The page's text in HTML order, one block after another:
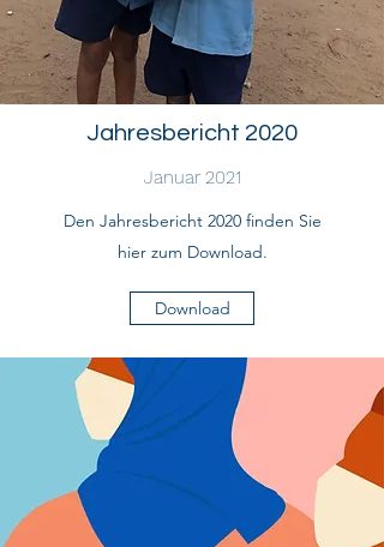
Jahresbericht 2020
Januar 2021
Den Jahresbericht 2020 finden Sie
hier zum Download.
Download